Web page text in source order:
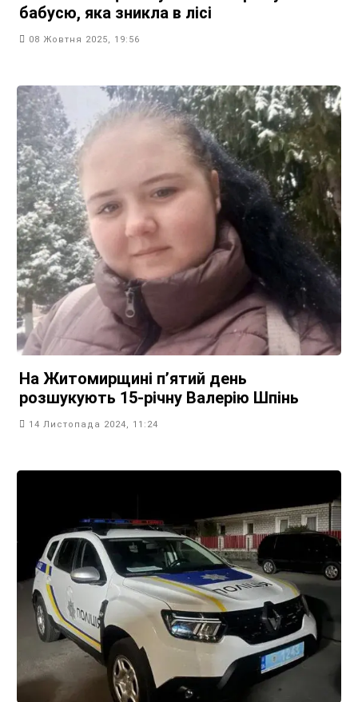
бабусю, яка зникла в лісі
08 Жовтня 2025, 19:56
На Житомирщині пʼятий день
розшукують 15-річну Валерію Шпінь
14 Листопада 2024, 11:24